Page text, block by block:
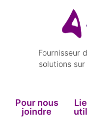
Fournisseur
solutions
Pour nous
joindre